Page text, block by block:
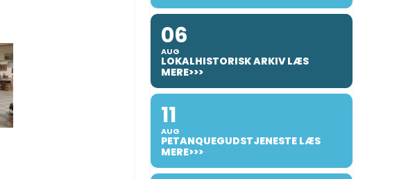
06
AUG
LOKALHISTORISK ARKIV LÆS
MERE>>>
11
AUG
PETANQUEGUDSTJENESTE LÆS
MERE>>>